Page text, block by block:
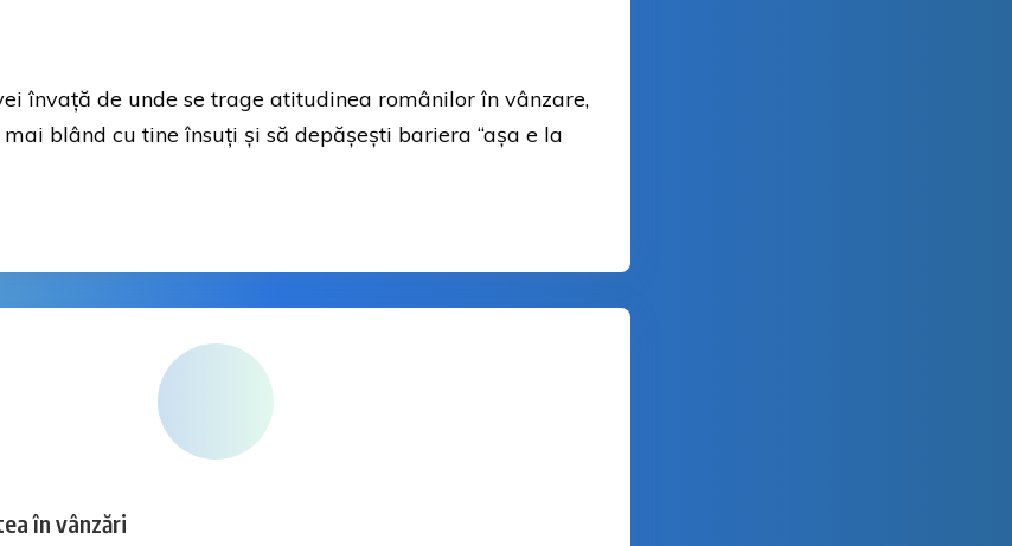
învață de unde se trage atitudinea românilor în vânzare,
blând cu tine însuți și să depășești bariera “așa e la
în vânzări